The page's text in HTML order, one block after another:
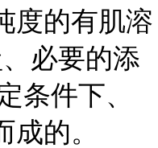
度的有肌溶
必要的添
条件下、
的。